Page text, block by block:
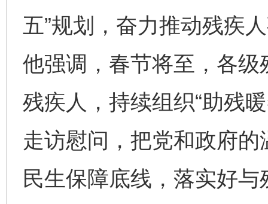
五”规划，奋力推动残疾
他强调，春节将至，各
残疾人，持续组织“助残
走访慰问，把党和政府
民生保障底线，落实好